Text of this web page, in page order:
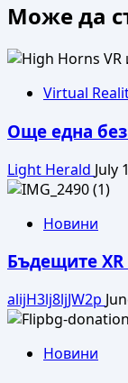
Може да
Virtual
Още една
Light Herald July
Новини
Бъдещите
alijH3lj8ljJW2p
Новини